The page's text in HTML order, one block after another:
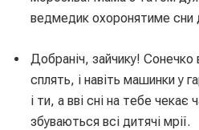
ведмедик охоронятиме сни
Добраніч, зайчику!
сплять, і навіть машинки у
і ти, а вві сні на тебе чекає
збуваються всі дитячі мрії.